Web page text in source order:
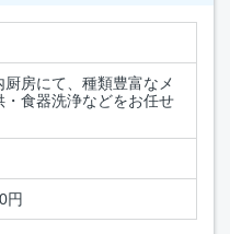
房にて、種類豊富なメ
・食器洗浄などをお任せ
円